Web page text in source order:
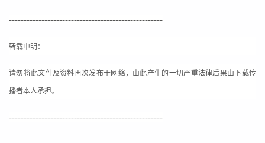
----------------------------------------------------
转载申明：
请匆将此文件及资料再次发布于网络，由此产生的一切严重法律后果由下载传
播者本人承担。
----------------------------------------------------